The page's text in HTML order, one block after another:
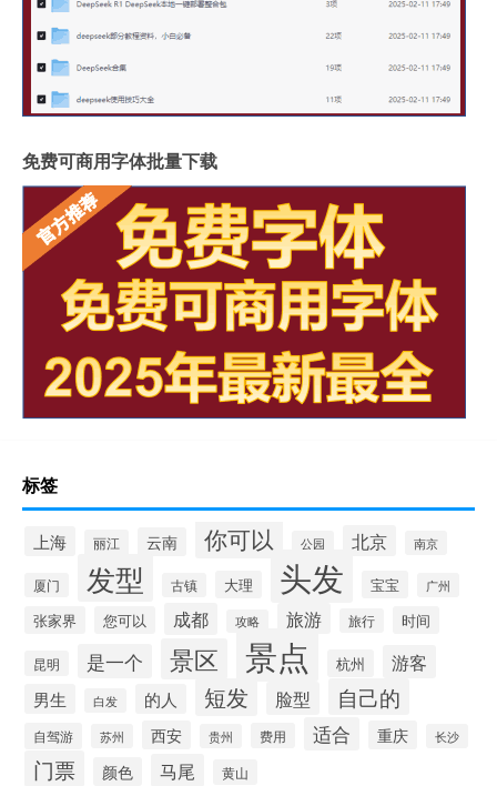
免费可商用字体批量下载
标签
上海 丽江 云南 你可以 公园 北京 南京
厦门 发型 古镇 大理 头发 宝宝 广州
张家界 您可以 成都 攻略 旅游 旅行 时间
昆明 是一个 景区 景点 杭州 游客
男生 白发 的人 短发 脸型 自己的
自驾游 苏州 西安 贵州 费用 适合 重庆 长沙
门票 颜色 马尾 黄山